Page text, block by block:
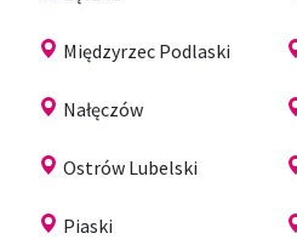
Międzyrzec Podlaski
Nałęczów
Ostrów Lubelski
Piaski